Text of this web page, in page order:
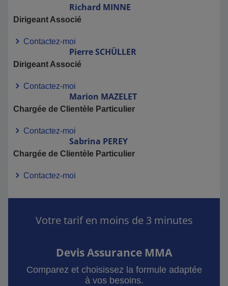
Richard MINNE
Dirigeant Associé
Contactez-moi
PierreSCHÜLLER
Dirigeant Associé
Contactez-moi
Marion MAZELET
Chargée de Clientèle Particulier
Contactez-moi
Sabrina PEREY
Chargée de Clientèle Particulier
Contactez-moi
Votre tarif en moins de 3 minutes
Devis Assurance MMA
Comparez et choisissez la formule adaptée
à vos besoins.